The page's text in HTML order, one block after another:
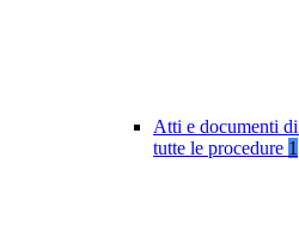
Atti e documenti
tutte le procedure 1